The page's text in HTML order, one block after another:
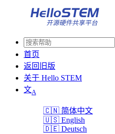
首页
返回旧版
关于 Hello STEM
文A
🇨🇳 简体中文
🇺🇸 English
🇩🇪 Deutsch